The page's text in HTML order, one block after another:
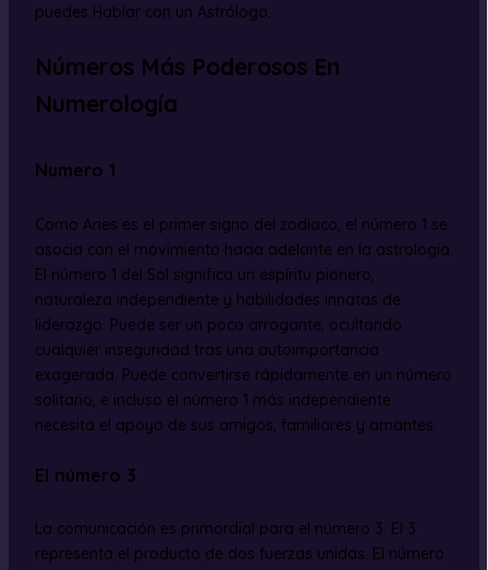
puedes Hablar con un Astrólogo.
Números Más Poderosos En
Numerología
Numero 1
Como Aries es el primer signo del zodiaco, el número 1 se
asocia con el movimiento hacia adelante en la astrología.
El número 1 del Sol significa un espíritu pionero,
naturaleza independiente y habilidades innatas de
liderazgo. Puede ser un poco arrogante, ocultando
cualquier inseguridad tras una autoimportancia
exagerada. Puede convertirse rápidamente en un número
solitario, e incluso el número 1 más independiente
necesita el apoyo de sus amigos, familiares y amantes.
El número 3
La comunicación es primordial para el número 3. El 3
representa el producto de dos fuerzas unidas. El número